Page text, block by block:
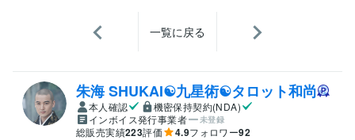
一覧に戻る
朱海 SHUKAI☯九星術☯タロット和尚
本人確認
機密保持契約(NDA)
インボイス発行事業者
未登録
総販売実績223評価 4.9フォロワー92